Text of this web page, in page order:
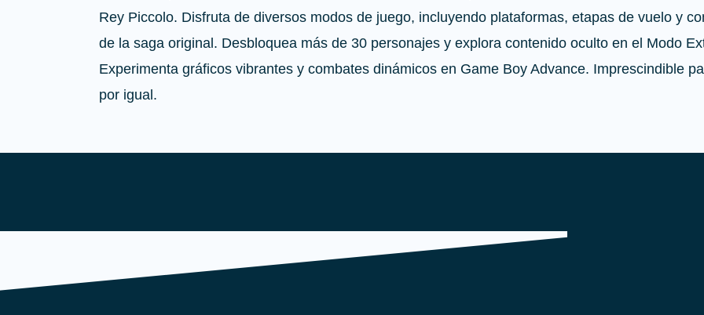
Rey Piccolo. Disfruta de diversos modos de juego, incluyendo plataformas, etapas de vuelo y
de la saga original. Desbloquea más de 30 personajes y explora contenido oculto en el Modo
Experimenta gráficos vibrantes y combates dinámicos en Game Boy Advance. Imprescindible
por igual.